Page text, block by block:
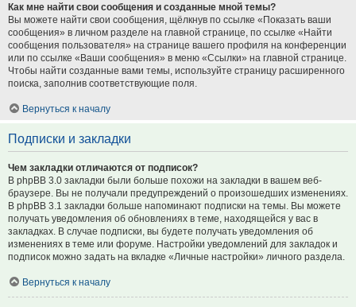
Как мне найти свои сообщения и созданные мной темы?
Вы можете найти свои сообщения, щёлкнув по ссылке «Показать ваши
сообщения» в личном разделе на главной странице, по ссылке «Найти
сообщения пользователя» на странице вашего профиля на конференции
или по ссылке «Ваши сообщения» в меню «Ссылки» на главной странице.
Чтобы найти созданные вами темы, используйте страницу расширенного
поиска, заполнив соответствующие поля.
Вернуться к началу
Подписки и закладки
Чем закладки отличаются от подписок?
В phpBB 3.0 закладки были больше похожи на закладки в вашем веб-
браузере. Вы не получали предупреждений о произошедших изменениях.
В phpBB 3.1 закладки больше напоминают подписки на темы. Вы можете
получать уведомления об обновлениях в теме, находящейся у вас в
закладках. В случае подписки, вы будете получать уведомления об
изменениях в теме или форуме. Настройки уведомлений для закладок и
подписок можно задать на вкладке «Личные настройки» личного раздела.
Вернуться к началу